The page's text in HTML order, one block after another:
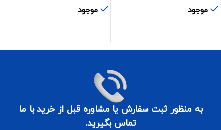
موجود
موجود
به منظور ثبت سفارش یا مشاوره قبل از خرید با ما
تماس بگیرید.